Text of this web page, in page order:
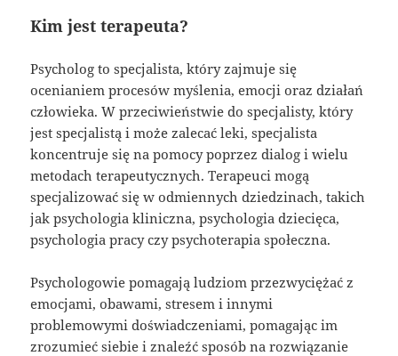
Kim jest terapeuta?
Psycholog to specjalista, który zajmuje się
ocenianiem procesów myślenia, emocji oraz działań
człowieka. W przeciwieństwie do specjalisty, który
jest specjalistą i może zalecać leki, specjalista
koncentruje się na pomocy poprzez dialog i wielu
metodach terapeutycznych. Terapeuci mogą
specjalizować się w odmiennych dziedzinach, takich
jak psychologia kliniczna, psychologia dziecięca,
psychologia pracy czy psychoterapia społeczna.
Psychologowie pomagają ludziom przezwyciężać z
emocjami, obawami, stresem i innymi
problemowymi doświadczeniami, pomagając im
zrozumieć siebie i znaleźć sposób na rozwiązanie